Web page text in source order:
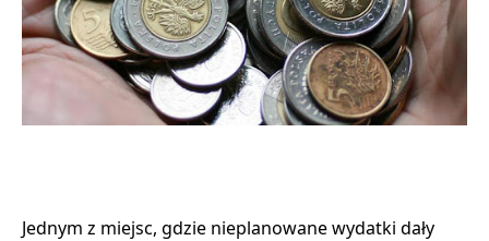
Jednym z miejsc, gdzie nieplanowane wydatki dały